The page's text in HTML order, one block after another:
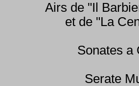
Airs de "Il
et de "La
Sonates a
Serate